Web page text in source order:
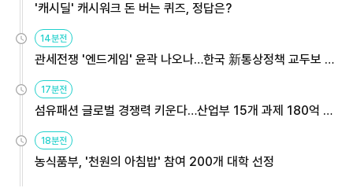
'캐시딜' 캐시워크 돈 버는 퀴즈, 정답은?
14분전
관세전쟁 '엔드게임' 윤곽 나오나…한국 新통상정책 교두보 활
용해야
17분전
섬유패션 글로벌 경쟁력 키운다…산업부 15개 과제 180억 지
원
18분전
농식품부, '천원의 아침밥' 참여 200개 대학 선정